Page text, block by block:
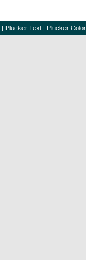
| Plucker Text | Plucker Color